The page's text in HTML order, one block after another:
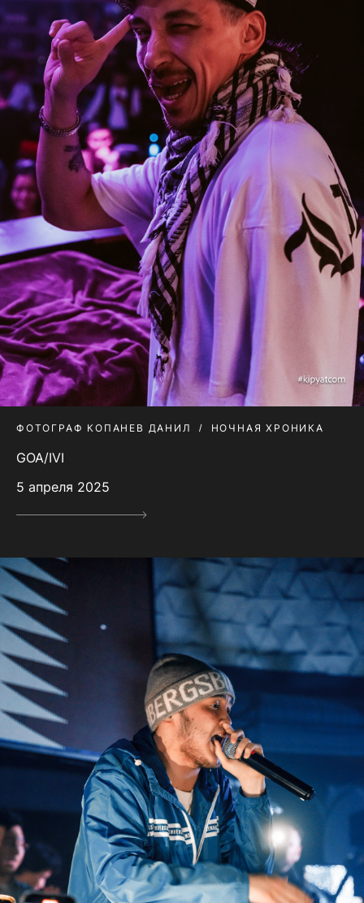
ФОТОГРАФ КОПАНЕВ ДАНИЛ НОЧНАЯ ХРОНИКА
GOA/IVI
5 апреля 2025